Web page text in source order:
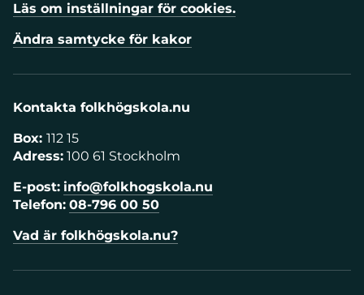
Läs om inställningar för cookies.
Ändra samtycke för kakor
Kontakta folkhögskola.nu
Box: 112 15
Adress: 100 61 Stockholm
E-post: info@folkhogskola.nu
Telefon: 08-796 00 50
Vad är folkhögskola.nu?